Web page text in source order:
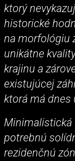
ktorý
historické
na morfológiu
unikátne
krajinu a
existujúcej
ktorá má dnes
Minimalistická
potrebnú
rezidenčnú